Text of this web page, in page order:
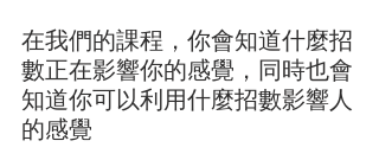
在我們的課程，你會知道什麼招
數正在影響你的感覺，同時也會
知道你可以利用什麼招數影響人
的感覺